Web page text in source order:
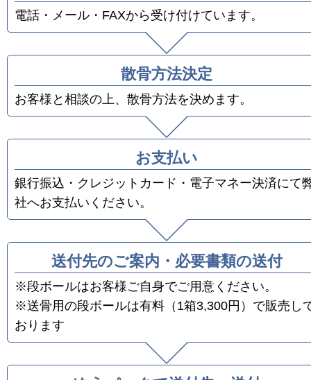
電話・メール・FAXから受け付けています。
散骨方法決定
お客様と相談の上、散骨方法を決めます。
お支払い
銀行振込・クレジットカード・電子マネー決済にて
社へお支払いください。
送付先のご案内・必要書類の送付
※段ボールはお客様ご自身でご用意ください。
※送骨用の段ボールは有料（1箱3,300円）で販売し
おります